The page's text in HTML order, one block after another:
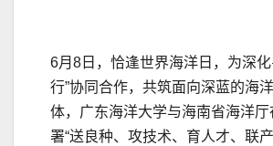
6月8日，恰逢世界海洋日，为深化
行”协同合作，共筑面向深蓝的海
体，广东海洋大学与海南省海洋
署“送良种、攻技术、育人才、联